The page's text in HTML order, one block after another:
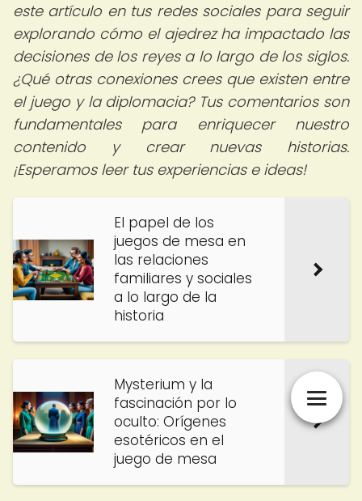
este artículo en tus redes sociales para seguir
explorando cómo el ajedrez ha impactado las
decisiones de los reyes a lo largo de los siglos.
¿Qué otras conexiones crees que existen entre
el juego y la diplomacia? Tus comentarios son
fundamentales para enriquecer nuestro
contenido y crear nuevas historias.
¡Esperamos leer tus experiencias e ideas!
El papel de los
juegos de mesa en
las relaciones
familiares y sociales
a lo largo de la
historia
Mysterium y la
fascinación por lo
oculto: Orígenes
esotéricos en el
juego de mesa